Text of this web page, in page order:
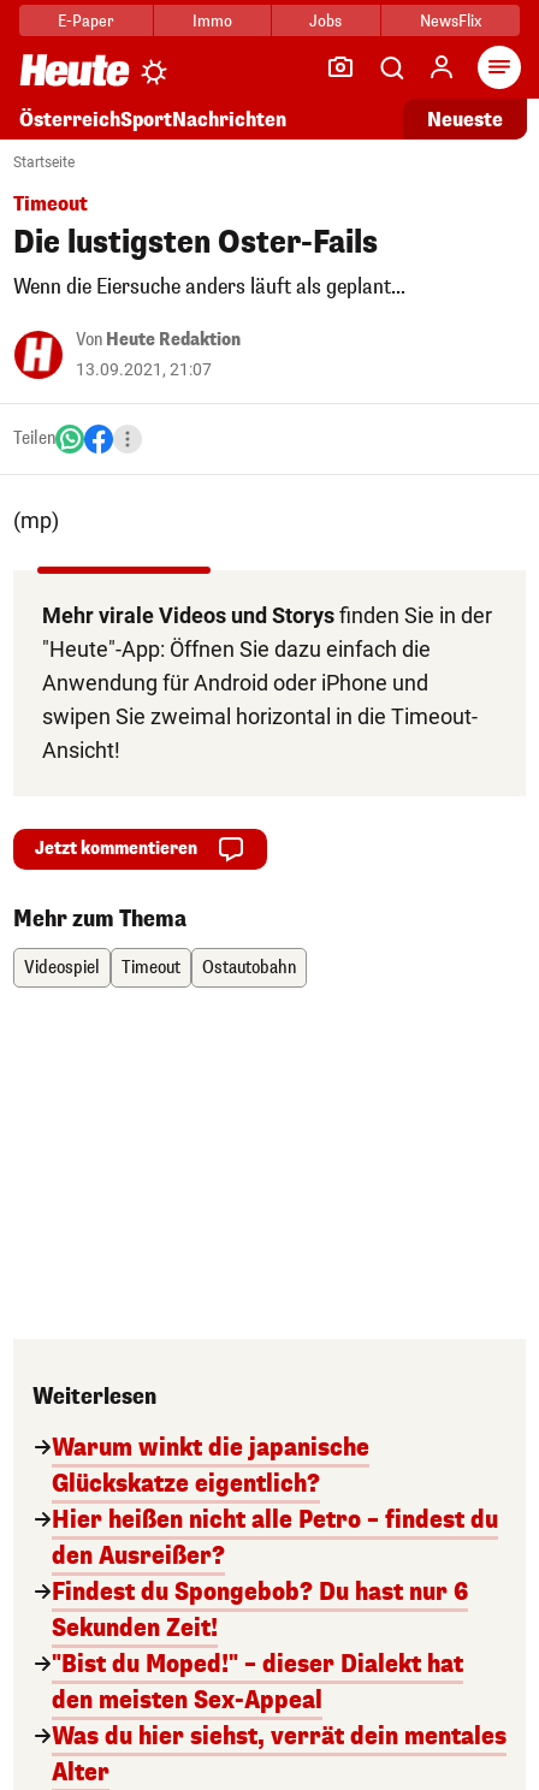
E-Paper Immo Jobs NewsFlix
ÖsterreichSportNachrichten Neueste
Startseite
Timeout
Die lustigsten Oster-Fails
Wenn die Eiersuche anders läuft als geplant...
Von Heute Redaktion
13.09.2021, 21:07
Teilen
(mp)
Mehr virale Videos und Storysfinden Sie in der
"Heute"-App: Öffnen Sie dazu einfach die
Anwendung für Android oder iPhone und
swipen Sie zweimal horizontal in die Timeout-
Ansicht!
Jetzt kommentieren
Mehr zum Thema
Videospiel Timeout Ostautobahn
Weiterlesen
Warum winkt die japanische
Glückskatze eigentlich?
Hier heißen nicht alle Petro – findest du
den Ausreißer?
Findest du Spongebob? Du hast nur 6
Sekunden Zeit!
"Bist du Moped!" – dieser Dialekt hat
den meisten Sex-Appeal
Was du hier siehst, verrät dein mentales
Alter